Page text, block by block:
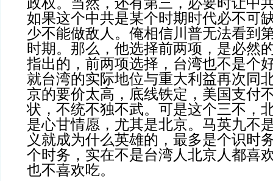
如果这个中共是某个时期时代必不可
少不能做敌人。俺相信川普无法看到
时期。那么，他选择前两项，是必然
指出的，前两项选择，台湾也不是个
就台湾的实际地位与重大利益再次
京的要价太高，底线铁定，美国支付
状，不统不独不武。可是这个三不，
是心甘情愿，尤其是北京。马英九不
义就成为什么英雄的，最多是个识时
个时务，实在不是台湾人北京人都喜
也不喜欢吃。